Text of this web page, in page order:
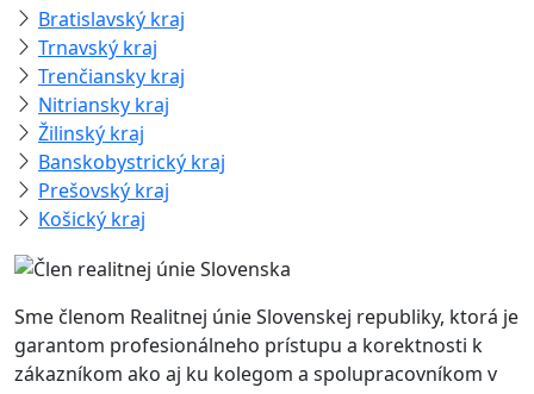
Bratislavský kraj
Trnavský kraj
Trenčiansky kraj
Nitriansky kraj
Žilinský kraj
Banskobystrický kraj
Prešovský kraj
Košický kraj
Sme členom Realitnej únie Slovenskej republiky, ktorá je
garantom profesionálneho prístupu a korektnosti k
zákazníkom ako aj ku kolegom a spolupracovníkom v